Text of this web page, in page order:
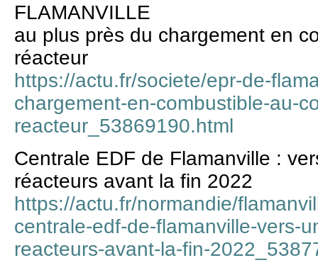
FLAMANVILLE
au plus près du chargement en
réacteur
https://actu.fr/societe/epr-de-
chargement-en-combustible-au-
reacteur_53869190.html
Centrale EDF de Flamanville :
réacteurs avant la fin 2022
https://actu.fr/normandie/
centrale-edf-de-flamanville-vers-
reacteurs-avant-la-fin-